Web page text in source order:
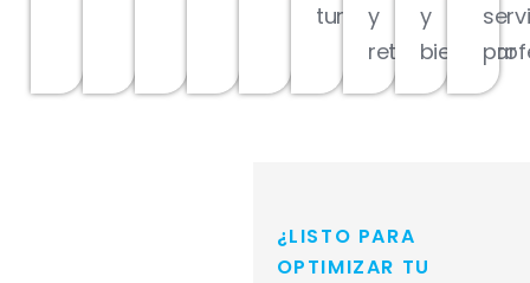
turismo
y
retail
y
bienestar
¿LISTO PARA
OPTIMIZAR TU